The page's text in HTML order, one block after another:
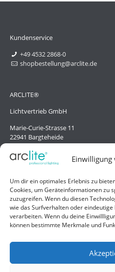
Einwilligung
Um dir ein optimales Erlebnis zu
Cookies, um Geräteinformationen zu
zuzugreifen. Wenn du diesen
wie das Surfverhalten oder eindeutige
verarbeiten. Wenn du deine
können bestimmte Merkmale und
Kundenservice
+49 4532 2868-0
shopbestellung@arclite.de
ARCLITE®
Lichtvertrieb GmbH
Marie-Curie-Strasse 11
22941 Bargteheide
Deutschland/Germany
Hilfe
Liefer- und Zahlungsbedingungen
Kontakt